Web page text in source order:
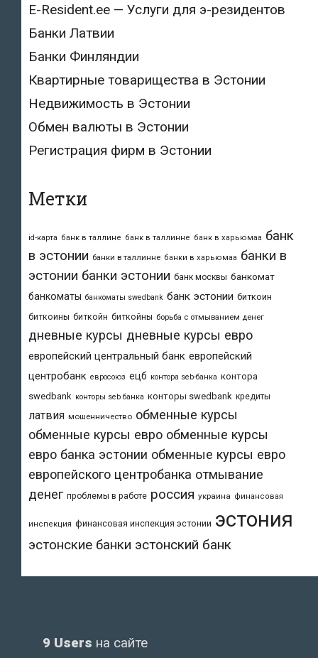
E-Resident.ee — Услуги для э-резидентов
Банки Латвии
Банки Финляндии
Квартирные товарищества в Эстонии
Недвижимость в Эстонии
Обмен валюты в Эстонии
Регистрация фирм в Эстонии
Метки
id-карта банк в таллине банк в таллинне банк в харьюмаа банк
в эстонии банки в таллинне банки в харьюмаа банки в
эстонии банки эстонии банк москвы банкомат
банкоматы банкоматы swedbank банк эстонии биткоин
биткоины биткойн биткойны борьба с отмыванием денег
дневные курсы дневные курсы евро
европейский центральный банк европейский
центробанк евросоюз ецб контора seb-банка контора
swedbank конторы seb банка конторы swedbank кредиты
латвия мошенничество обменные курсы
обменные курсы евро обменные курсы
евро банка эстонии обменные курсы евро
европейского центробанка отмывание
денег проблемы в работе россия украина финансовая
инспекция финансовая инспекция эстонии эстония
эстонские банки эстонский банк
9 Users на сайте